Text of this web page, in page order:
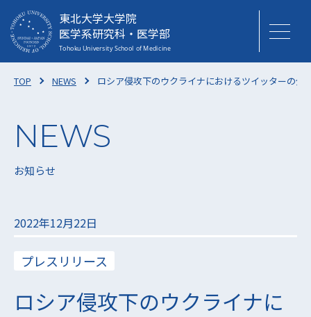
東北大学大学院
医学系研究科・医学部
TOP NEWS ロシア侵攻下のウクライナにおけるツイッターの
お知らせ
2022年12月22日
プレスリリース
ロシア侵攻下のウクライナに